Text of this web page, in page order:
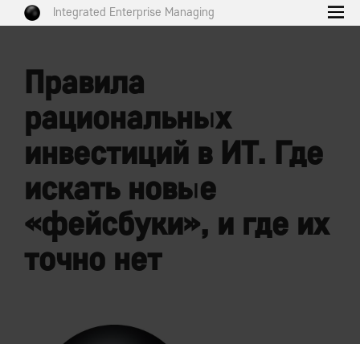
Integrated Enterprise Managing
Правила
рациональных
инвестиций в ИТ. Где
искать новые
«фейсбуки», и где их
точно нет